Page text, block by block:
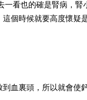
看也的確是腎病，
個時候就要高度懷疑
血裏頭，所以就會使